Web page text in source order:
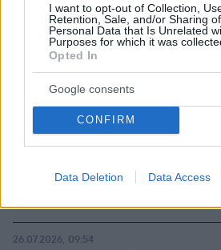
I want to opt-out of Collection,
Retention, Sale, and/or Sharing
Personal Data that Is Unrelated
Purposes for which it was
Opted In
Google consents
CONFIRM
Data Deletion Data Access
Το μέλλον της τεχνολογίας
27.07.2026, 06:00
03.08.2026, 10:56
26.07.2026, 09:54